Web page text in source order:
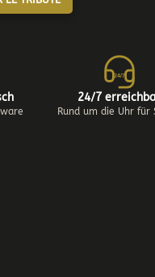
24/7
24/7
Rund um die Uhr für